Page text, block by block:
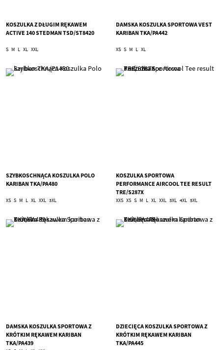
KOSZULKA Z DŁUGIM RĘKAWEM
ACTIVE 140 STEDMAN TSD/ST8420
S M L XL XXL
DAMSKA KOSZULKA SPORTOWA VEST
KARIBAN TKA/PA442
XS S M L XL
SZYBKOSCHNĄCA KOSZULKA POLO
KARIBAN TKA/PA480
XS S M L XL XXL 3XL
KOSZULKA SPORTOWA
PERFORMANCE AIRCOOL TEE RESULT
TRE/S287X
XXS XS S M L XL XXL 3XL 4XL 5XL
DAMSKA KOSZULKA SPORTOWA Z
KRÓTKIM RĘKAWEM KARIBAN
TKA/PA439
DZIECIĘCA KOSZULKA SPORTOWA Z
KRÓTKIM RĘKAWEM KARIBAN
TKA/PA445